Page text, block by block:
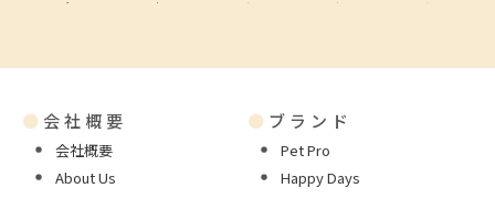
● 会社概要
会社概要
About Us
● ブランド
Pet Pro
Happy Days